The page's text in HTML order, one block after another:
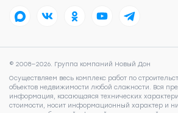
© 2008—2026. Группа компаний Новый Дон
Осуществляем весь комплекс работ по
объектов недвижимости любой сложности. Вся
информация, касающаяся технических
стоимости, носит информационный характер и